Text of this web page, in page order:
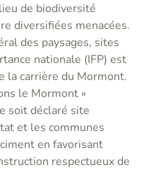
de biodiversité
diversifiées menacées.
des paysages, sites
nationale (IFP) est
la carrière du Mormont.
le Mormont »
soit déclaré site
et les communes
en favorisant
respectueux de